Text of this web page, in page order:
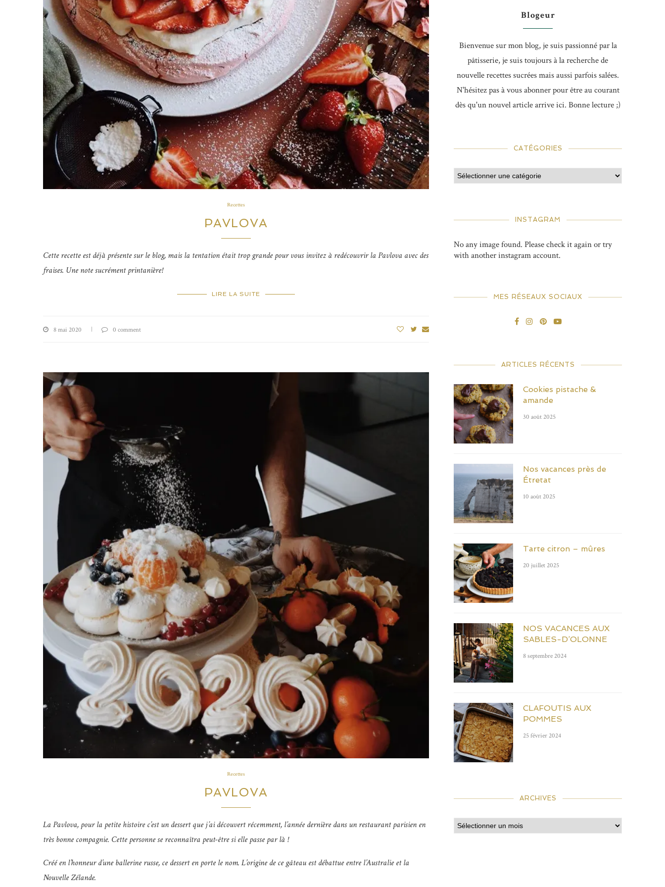
Recettes
PAVLOVA
Cette recette est déjà présente sur le blog, mais la tentation était trop grande pour vous invitez à redécouvrir la Pavlova avec des
fraises. Une note sucrément printanière!
LIRE LA SUITE
8 mai 2020 0 comment
Recettes
PAVLOVA
La Pavlova, pour la petite histoire c’est un dessert que j’ai découvert récemment, l’année dernière dans un restaurant parisien en
très bonne compagnie. Cette personne se reconnaîtra peut-être si elle passe par là !
Créé en l’honneur d’une ballerine russe, ce dessert en porte le nom. L’origine de ce gâteau est débattue entre l’Australie et la
Nouvelle Zélande.
Blogeur
Bienvenue sur mon blog, je suis passionné par la
pâtisserie, je suis toujours à la recherche de
nouvelle recettes sucrées mais aussi parfois salées.
N'hésitez pas à vous abonner pour être au courant
dès qu'un nouvel article arrive ici. Bonne lecture ;)
CATÉGORIES
INSTAGRAM
No any image found. Please check it again or try
with another instagram account.
MES RÉSEAUX SOCIAUX
ARTICLES RÉCENTS
Cookies pistache &
amande
30 août 2025
Nos vacances près de
Étretat
10 août 2025
Tarte citron – mûres
20 juillet 2025
NOS VACANCES AUX
SABLES-D’OLONNE
8 septembre 2024
CLAFOUTIS AUX
POMMES
25 février 2024
ARCHIVES